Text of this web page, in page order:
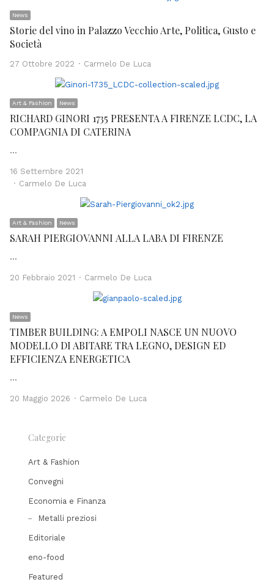
News
Storie del vino in Palazzo Vecchio Arte, Politica, Gusto e
Società
27 Ottobre 2022 Author
Carmelo De Luca
Art & Fashion News
RICHARD GINORI 1735 PRESENTA A FIRENZE LCDC, LA
COMPAGNIA DI CATERINA
…
16 Settembre 2021
Author
Carmelo De Luca
Art & Fashion News
SARAH PIERGIOVANNI ALLA LABA DI FIRENZE
…
20 Febbraio 2021 Author
Carmelo De Luca
News
TIMBER BUILDING: A EMPOLI NASCE UN NUOVO
MODELLO DI ABITARE TRA LEGNO, DESIGN ED
EFFICIENZA ENERGETICA
…
20 Maggio 2026 Author
Carmelo De Luca
Categorie
Art & Fashion
Convegni
Economia e Finanza
Metalli preziosi
Editoriale
eno-food
Featured